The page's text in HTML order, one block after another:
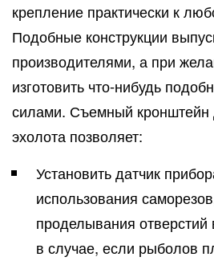
крепление практически к
Подобные конструкции
производителями, а при
изготовить что-нибудь
силами. Съемный кронштейн
эхолота позволяет:
Установить датчик
использования
проделывания отверстий
в случае, если рыболов